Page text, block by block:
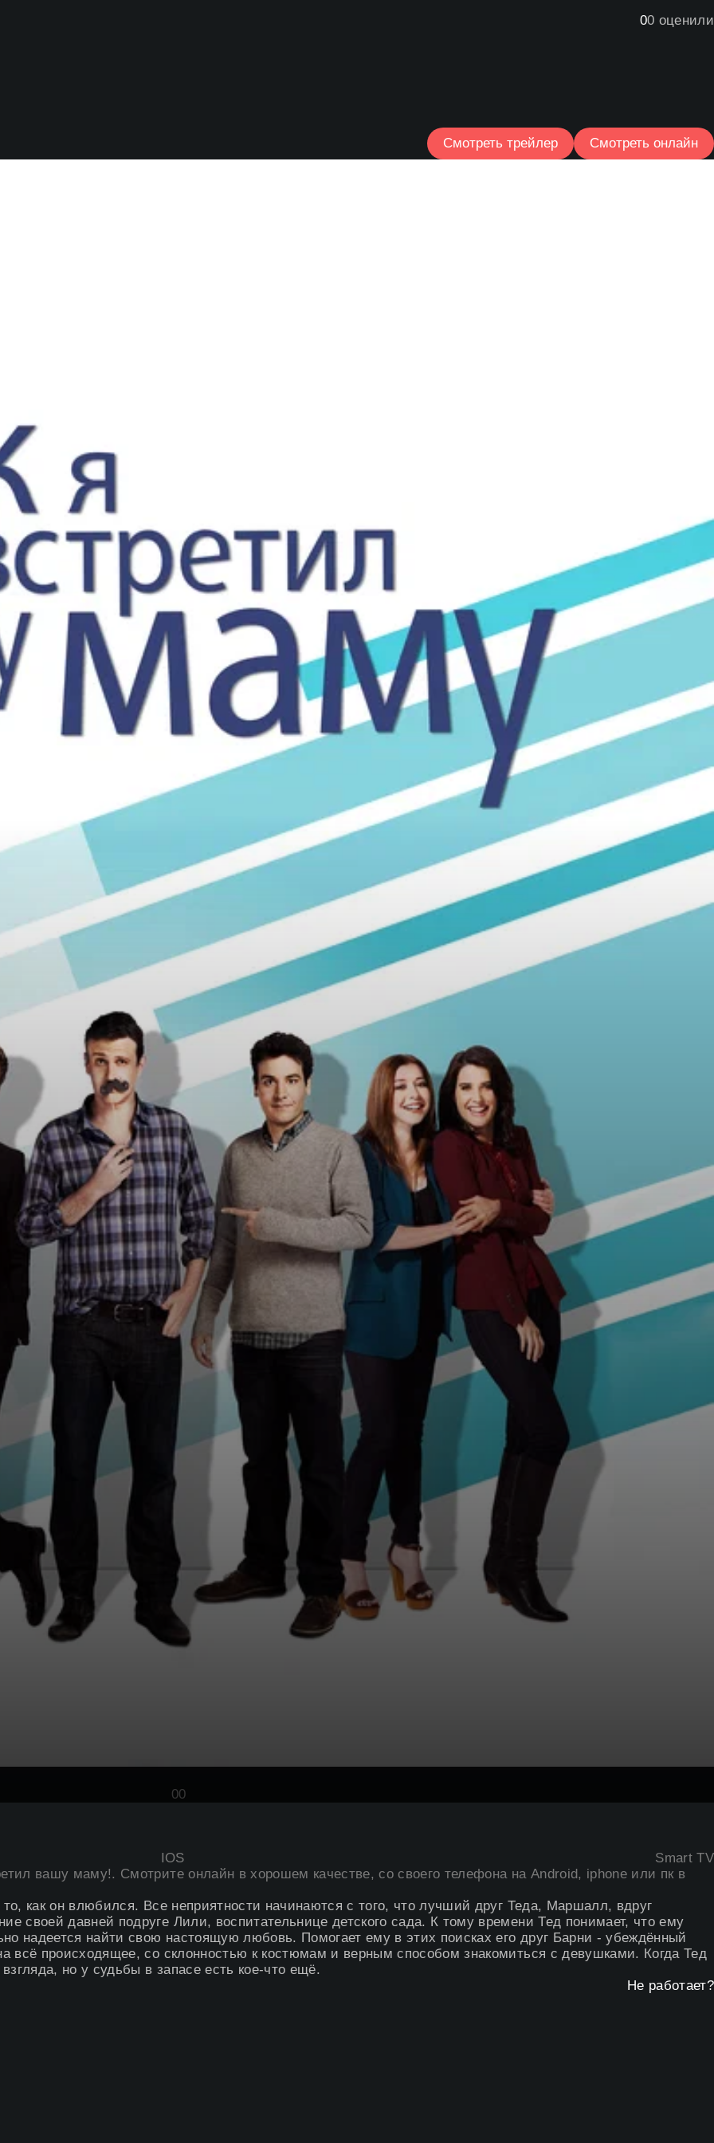
00 оценили
Смотреть трейлер Смотреть онлайн
00
IOS
Smart TV
вашу маму!. Смотрите онлайн в хорошем качестве, со своего телефона на Android, iphone или пк в
как он влюбился. Все неприятности начинаются с того, что лучший друг Теда, Маршалл, вдруг
своей давней подруге Лили, воспитательнице детского сада. К тому времени Тед понимает, что ему
надеется найти свою настоящую любовь. Помогает ему в этих поисках его друг Барни - убеждённый
всё происходящее, со склонностью к костюмам и верным способом знакомиться с девушками. Когда Тед
но у судьбы в запасе есть кое-что ещё.
Не работает?